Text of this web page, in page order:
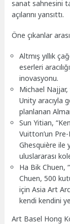
sanat sahnesini
açılarını yansıttı.
Öne çıkanlar
Altmış yıllık
eserleri
inovasyonu.
Michael Najjar,
Unity aracıyla
planlanan
Sun Yitian,
Vuitton’un
Ghesquière ile
uluslararası
Ha Bik Chuen,
Chuen, 500
için Asia Art
kendi kendini
Art Basel Hong